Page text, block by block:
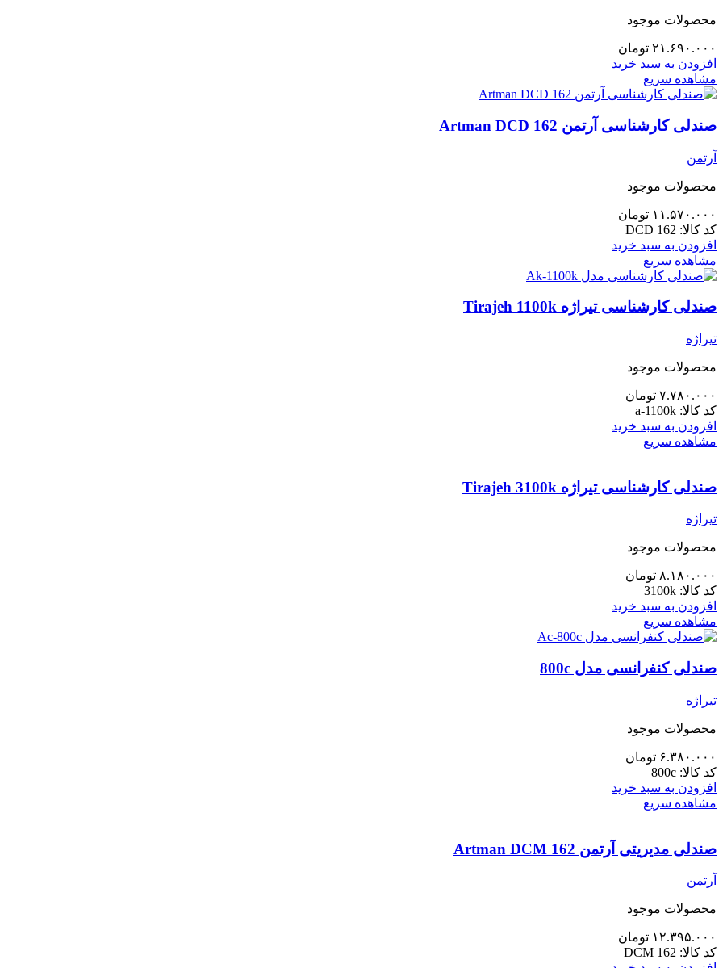
محصولات موجود
۲۱.۶۹۰.۰۰۰ تومان
افزودن به سبد خرید
مشاهده سریع
صندلی کارشناسی آرتمن Artman DCD 162
آرتمن
محصولات موجود
۱۱.۵۷۰.۰۰۰ تومان
کد کالا: DCD 162
افزودن به سبد خرید
مشاهده سریع
صندلی کارشناسی تیراژه Tirajeh 1100k
تیراژه
محصولات موجود
۷.۷۸۰.۰۰۰ تومان
کد کالا: a-1100k
افزودن به سبد خرید
مشاهده سریع
صندلی کارشناسی تیراژه Tirajeh 3100k
تیراژه
محصولات موجود
۸.۱۸۰.۰۰۰ تومان
کد کالا: 3100k
افزودن به سبد خرید
مشاهده سریع
صندلی کنفرانسی مدل 800c
تیراژه
محصولات موجود
۶.۳۸۰.۰۰۰ تومان
کد کالا: 800c
افزودن به سبد خرید
مشاهده سریع
صندلی مدیریتی آرتمن Artman DCM 162
آرتمن
محصولات موجود
۱۲.۳۹۵.۰۰۰ تومان
کد کالا: DCM 162